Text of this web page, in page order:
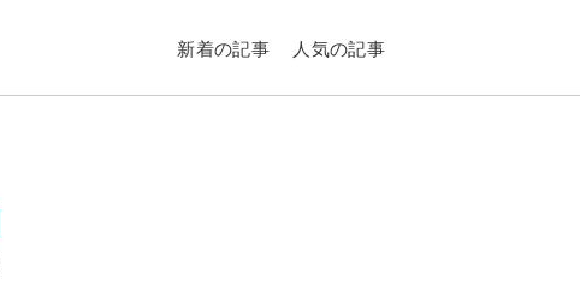
新着の記事 人気の記事